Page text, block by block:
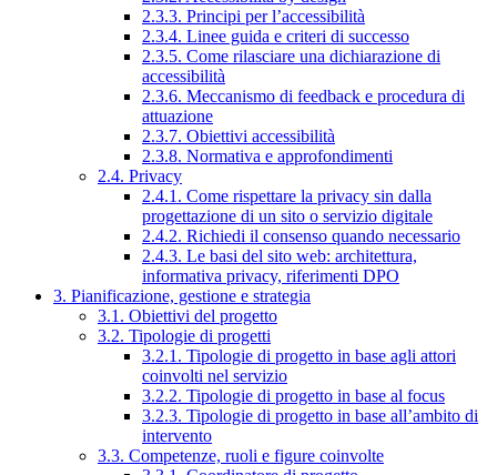
2.3.3. Principi per l’accessibilità
2.3.4. Linee guida e criteri di successo
2.3.5. Come rilasciare una dichiarazione di
accessibilità
2.3.6. Meccanismo di feedback e procedura di
attuazione
2.3.7. Obiettivi accessibilità
2.3.8. Normativa e approfondimenti
2.4. Privacy
2.4.1. Come rispettare la privacy sin dalla
progettazione di un sito o servizio digitale
2.4.2. Richiedi il consenso quando necessario
2.4.3. Le basi del sito web: architettura,
informativa privacy, riferimenti DPO
3. Pianificazione, gestione e strategia
3.1. Obiettivi del progetto
3.2. Tipologie di progetti
3.2.1. Tipologie di progetto in base agli attori
coinvolti nel servizio
3.2.2. Tipologie di progetto in base al focus
3.2.3. Tipologie di progetto in base all’ambito di
intervento
3.3. Competenze, ruoli e figure coinvolte